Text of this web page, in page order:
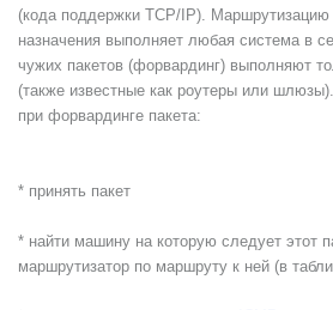
(кода поддержки TCP/IP). Маршрутизацию
назначения выполняет любая система в
чужих пакетов (форвардинг) выполняют
(также известные как роутеры или
при форвардинге пакета:
* принять пакет
* найти машину на которую следует этот
маршрутизатор по маршруту к ней (в